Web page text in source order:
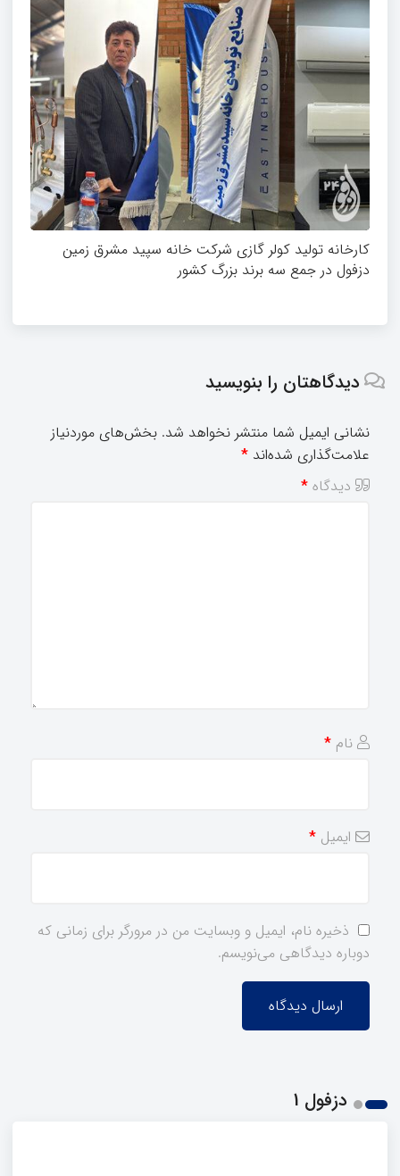
کارخانه تولید کولر گازی شرکت خانه سپید مشرق زمین
دزفول در جمع سه برند بزرگ کشور
دیدگاهتان را بنویسید
نشانی ایمیل شما منتشر نخواهد شد. بخش‌های موردنیاز
علامت‌گذاری شده‌اند *
دیدگاه *
نام *
ایمیل *
ذخیره نام، ایمیل و وبسایت من در مرورگر برای زمانی که
دوباره دیدگاهی می‌نویسم.
دزفول 1